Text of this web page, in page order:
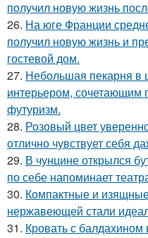
получил новую жизнь
26. На юге Франции
получил новую жизнь и
гостевой дом.
27. Небольшая пекарня в
интерьером,
футуризм.
28. Розовый цвет
отлично чувствует себя
29. В чунцине открылся
по себе напоминает
30. Компактные и
нержавеющей стали
31. Кровать с балдахином